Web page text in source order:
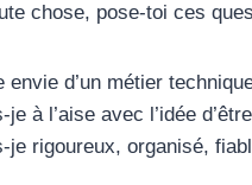
chose, pose-toi ces
envie d’un métier
je à l’aise avec l’idée
je rigoureux, organisé,